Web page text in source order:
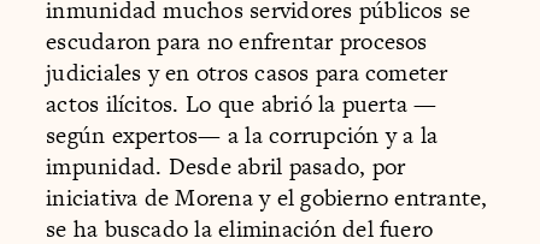
inmunidad muchos servidores públicos se
escudaron para no enfrentar procesos
judiciales y en otros casos para cometer
actos ilícitos. Lo que abrió la puerta —
según expertos— a la corrupción y a la
impunidad. Desde abril pasado, por
iniciativa de Morena y el gobierno entrante,
se ha buscado la eliminación del fuero